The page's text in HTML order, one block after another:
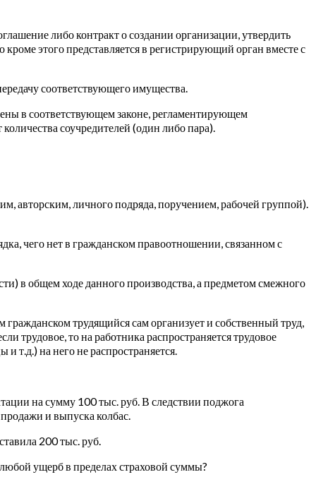
либо контракт о создании организации, утвердить
этого представляется в регистрирующий орган вместе с
соответствующего имущества.
в соответствующем законе, регламентирующем
соучредителей (один либо пара).
авторским, личного подряда, поручением, рабочей группой).
чего нет в гражданском правоотношении, связанном с
в общем ходе данного производства, а предметом смежного
трудящийся сам организует и собственный труд,
трудовое, то на работника распространяется трудовое
и т.д.) на него не распространяется.
на сумму 100 тыс. руб. В следствии поджога
и выпуска колбас.
200 тыс. руб.
ущерб в пределах страховой суммы?